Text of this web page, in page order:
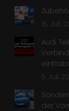
15. Juli
Audi
5. Juli
der